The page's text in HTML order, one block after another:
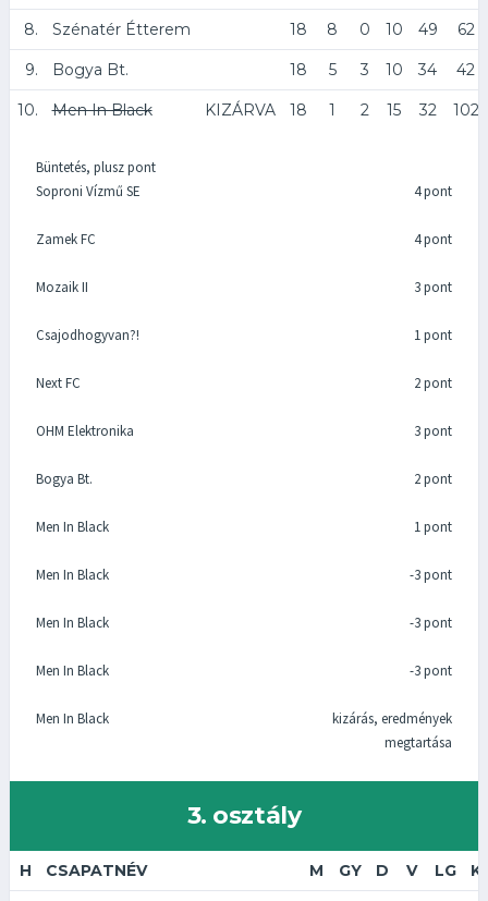
8. Szénatér Étterem 18 8 0 10 49 62
9. Bogya Bt. 18 5 3 10 34 42
10. Men In Black KIZÁRVA 18 1 2 15 32 102
Büntetés, plusz pont
Soproni Vízmű SE
4 pont
Zamek FC 4 pont
Mozaik II 3 pont
Csajodhogyvan?! 1 pont
Next FC 2 pont
OHM Elektronika 3 pont
Bogya Bt. 2 pont
Men In Black 1 pont
Men In Black -3 pont
Men In Black -3 pont
Men In Black -3 pont
Men In Black
kizárás, eredmények
megtartása
3. osztály
H CSAPATNÉV M GY D V LG